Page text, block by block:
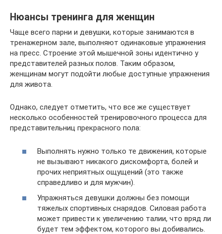
Нюансы тренинга для женщин
Чаще всего парни и девушки, которые занимаются в
тренажерном зале, выполняют одинаковые упражнения
на пресс. Строение этой мышечной зоны идентично у
представителей разных полов. Таким образом,
женщинам могут подойти любые доступные упражнения
для живота.
Однако, следует отметить, что все же существует
несколько особенностей тренировочного процесса для
представительниц прекрасного пола:
Выполнять нужно только те движения, которые
не вызывают никакого дискомфорта, болей и
прочих неприятных ощущений (это также
справедливо и для мужчин).
Упражняться девушки должны без помощи
тяжелых спортивных снарядов. Силовая работа
может привести к увеличению талии, что вряд ли
будет тем эффектом, которого вы добивались.